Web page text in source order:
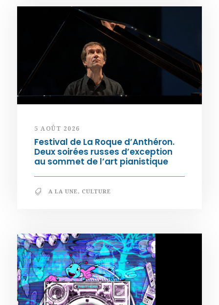
5 AOÛT 2026
Festival de La Roque d’Anthéron.
Deux soirées russes d’exception
au sommet de l’art pianistique
A LA UNE, CULTURE